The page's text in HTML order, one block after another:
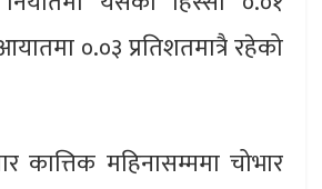
०.०३ प्रतिशतमात्रै रहेको
कात्तिक महिनासम्ममा चोभार